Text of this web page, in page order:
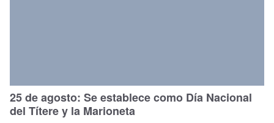
25 de agosto: Se establece como Día Nacional
del Títere y la Marioneta